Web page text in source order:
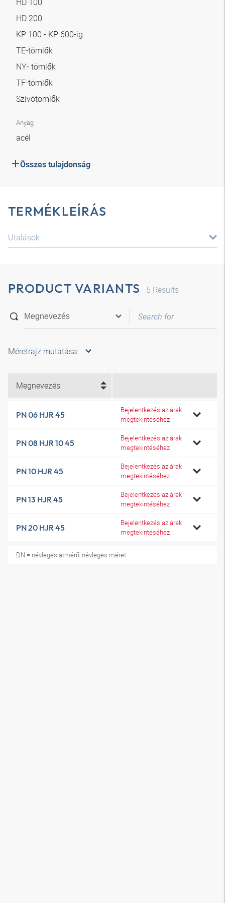
HD 200
KP 100 - KP 600-ig
TE-tömlők
NY- tömlők
TF-tömlők
Szívótömlők
Anyag
acél
Összes tulajdonság
TERMÉKLEÍRÁS
Utalások
PRODUCT VARIANTS 5 Results
Méretrajz mutatása
Megnevezés
PN 06 HJR 45
Bejelentkezés az árak
megtekintéséhez
PN 08 HJR 10 45
Bejelentkezés az árak
megtekintéséhez
PN 10 HJR 45
Bejelentkezés az árak
megtekintéséhez
PN 13 HJR 45
Bejelentkezés az árak
megtekintéséhez
PN 20 HJR 45
Bejelentkezés az árak
megtekintéséhez
DN = névleges átmérő, névleges méret